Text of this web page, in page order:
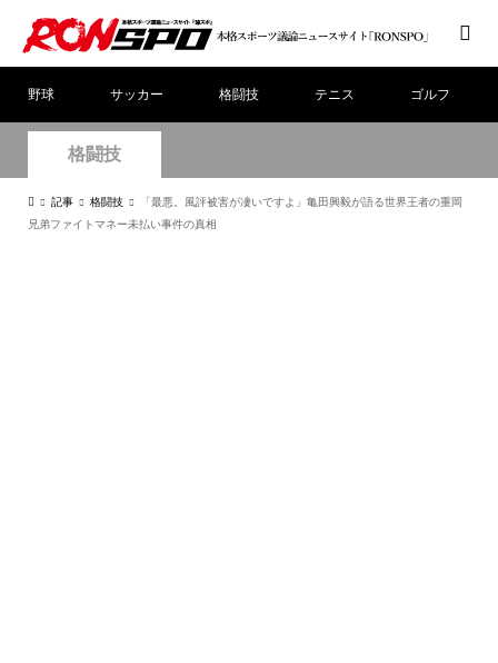
野球 サッカー 格闘技 テニス ゴルフ
格闘技
記事 格闘技
「最悪。風評被害が凄いですよ」亀田興毅が語る世界王者の重岡
兄弟ファイトマネー未払い事件の真相